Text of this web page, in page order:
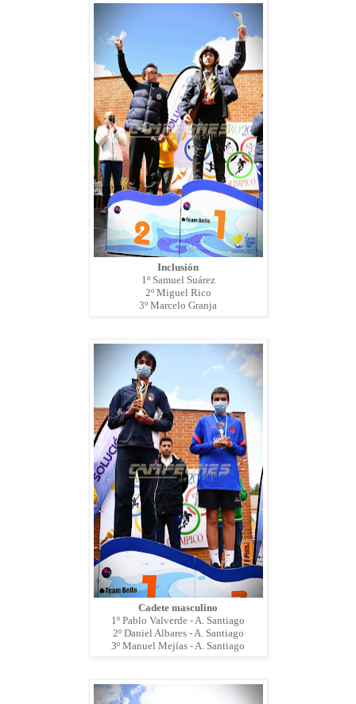
Inclusión
1º Samuel Suárez
2º Miguel Rico
3º Marcelo Granja
Cadete masculino
1º Pablo Valverde - A. Santiago
2º Daniel Albares - A. Santiago
3º Manuel Mejías - A. Santiago